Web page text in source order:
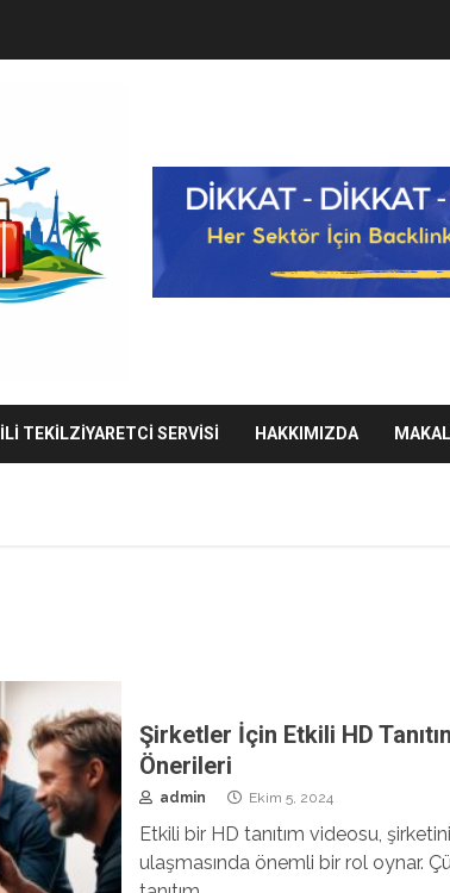
TEKILZIYARETCI SERVISI HAKKIMIZDA
Şirketler İçin Etkili HD
Önerileri
admin Ekim 5, 2024
Etkili bir HD tanıtım videosu,
ulaşmasında önemli bir rol oynar.